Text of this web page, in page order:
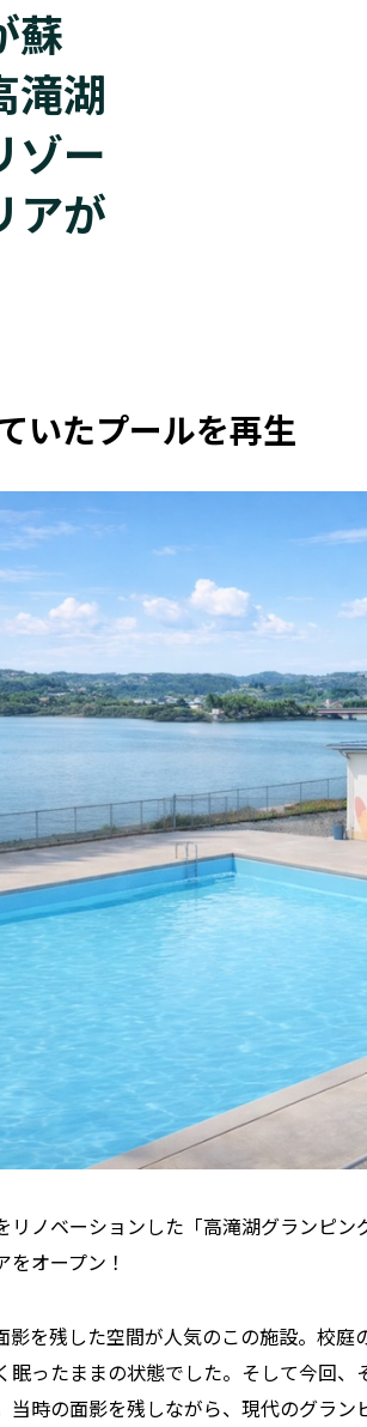
蘇
滝湖
ゾー
アが
いたプールを再生
ノベーションした「高滝湖グランピン
オープン！
影を残した空間が人気のこの施設。校
眠ったままの状態でした。そして今回
当時の面影を残しながら、現代のグラ